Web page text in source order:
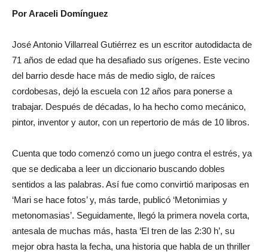
Por Araceli Domínguez
José Antonio Villarreal Gutiérrez es un escritor autodidacta de
71 años de edad que ha desafiado sus orígenes. Este vecino
del barrio desde hace más de medio siglo, de raíces
cordobesas, dejó la escuela con 12 años para ponerse a
trabajar. Después de décadas, lo ha hecho como mecánico,
pintor, inventor y autor, con un repertorio de más de 10 libros.
Cuenta que todo comenzó como un juego contra el estrés, ya
que se dedicaba a leer un diccionario buscando dobles
sentidos a las palabras. Así fue como convirtió mariposas en
‘Mari se hace fotos’ y, más tarde, publicó ‘Metonimias y
metonomasias’. Seguidamente, llegó la primera novela corta,
antesala de muchas más, hasta ‘El tren de las 2:30 h’, su
mejor obra hasta la fecha, una historia que habla de un thriller